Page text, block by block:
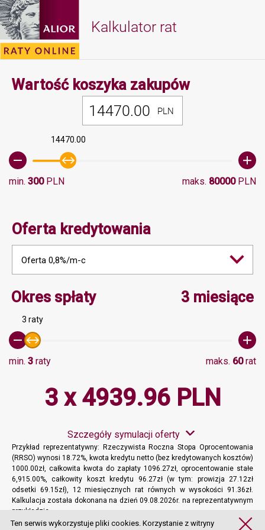
Kalkulator rat
Wartość koszyka zakupówMinimalna
PLN
14470.00
min. 300PLN maks. 80000PLN
Oferta kredytowania
Oferta 0,8%/m-c
Okres spłatyMinimalna wartość 3,
3 miesiące
3 raty
min. 3 raty maks. 60rat
3 x 4939.96 PLN
Szczegóły symulacji oferty
Przykład reprezentatywny: Rzeczywista Roczna Stopa Oprocentowania
(RRSO) wynosi 18.72%, kwota kredytu netto (bez kredytowanych kosztów)
1000.00zł, całkowita kwota do zapłaty 1096.27zł, oprocentowanie stałe
6,915.00%, całkowity koszt kredytu 96.27zł (w tym: prowizja 27.12zł
odsetki 69.15zł), 12 miesięcznych rat równych w wysokości 91.36zł.
Kalkulacja została dokonana na dzień 09.08.2026r. na reprezentatywnym
przykładzie.
Więcej informacji
Ten serwis wykorzystuje pliki cookies. Korzystanie z witryny